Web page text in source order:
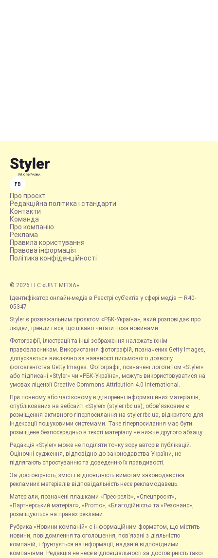
FB
Про проєкт
Редакційна політика і стандарти
Контакти
Команда
Про компанію
Реклама
Правила користування
Правова інформація
Політика конфіденційності
© 2026 LLC «UBT MEDIA»
Ідентифікатор онлайн-медіа в Реєстрі суб’єктів у сфері медіа — R40-
05347
Styler є розважальним проєктом «РБК-Україна», який розповідає про
людей, тренди і все, що цікаво читати поза новинами.
Фотографії, ілюстрації та інші зображення належать їхнім
правовласникам. Використання фотографій, позначених Getty Images,
допускається виключно за наявності письмового дозволу
фотоагентства Getty Images. Фотографії, позначені логотипом «Styler»
або підписані «Styler» чи «РБК-Україна», можуть використовуватися на
умовах ліцензії Creative Commons Attribution 4.0 International.
При повному або частковому відтворенні інформаційних матеріалів,
опублікованих на вебсайті «Styler» (styler.rbc.ua), обов'язковим є
розміщення активного гіперпосилання на styler.rbc.ua, відкритого для
індексації пошуковими системами. Таке гіперпосилання має бути
розміщене безпосередньо в тексті матеріалу не нижче другого абзацу.
Редакція «Styler» може не поділяти точку зору авторів публікацій.
Оціночні судження, відповідно до законодавства України, не
підлягають спростуванню та доведенню їх правдивості.
За достовірність, зміст і відповідність вимогам законодавства
рекламних матеріалів відповідальність несе рекламодавець.
Матеріали, позначені плашками «Прес-реліз», «Спецпроєкт»,
«Партнерський матеріал», «Promo», «Благодійність» та «Резонанс»,
розміщуються на правах реклами.
Рубрика «Новини компаній» є інформаційним форматом, що містить
новини, повідомлення та оголошення, пов'язані з діяльністю
компаній, і ґрунтується на інформації, наданій відповідними
компаніями. Редакція не несе відповідальності за достовірність такої